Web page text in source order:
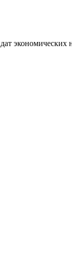
экономических